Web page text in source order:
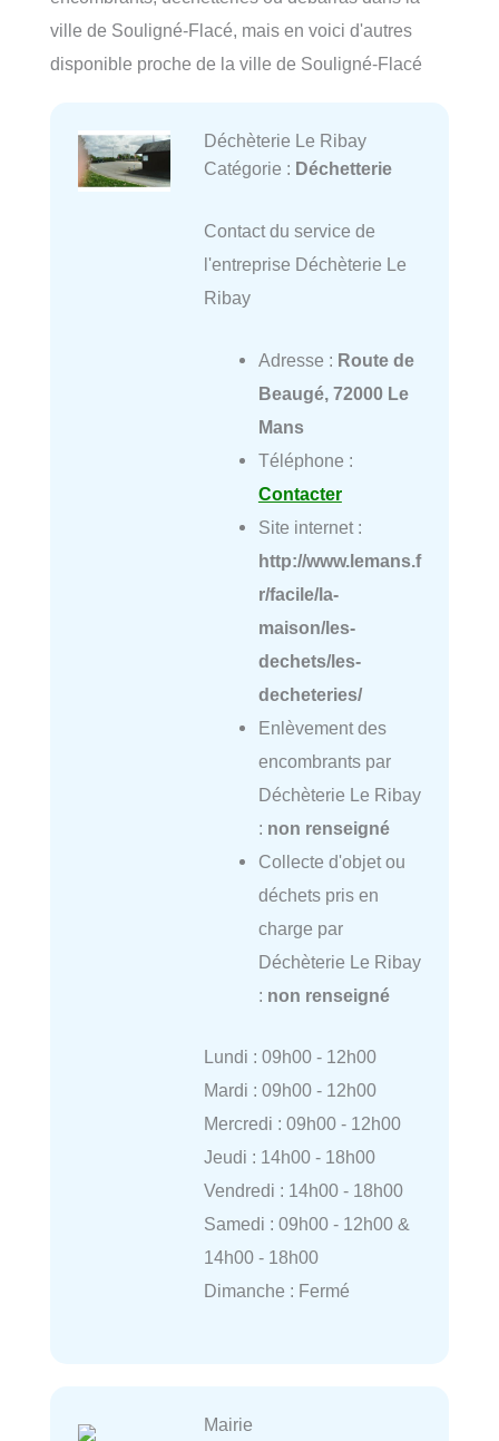
ville de Souligné-Flacé, mais en voici d'autres
disponible proche de la ville de Souligné-Flacé
Déchèterie Le Ribay
Catégorie : Déchetterie
Contact du service de
l'entreprise Déchèterie Le
Ribay
Adresse : Route de
Beaugé, 72000 Le
Mans
Téléphone :
Contacter
Site internet :
http://www.lemans.f
r/facile/la-
maison/les-
dechets/les-
decheteries/
Enlèvement des
encombrants par
Déchèterie Le Ribay
: non renseigné
Collecte d'objet ou
déchets pris en
charge par
Déchèterie Le Ribay
: non renseigné
Lundi : 09h00 - 12h00
Mardi : 09h00 - 12h00
Mercredi : 09h00 - 12h00
Jeudi : 14h00 - 18h00
Vendredi : 14h00 - 18h00
Samedi : 09h00 - 12h00 &
14h00 - 18h00
Dimanche : Fermé
Mairie